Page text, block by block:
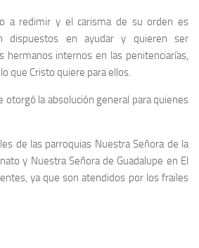
a redimir y el carisma de su orden es
dispuestos en ayudar y quieren ser
hermanos internos en las penitenciarías,
que Cristo quiere para ellos.
otorgó la absolución general para quienes
de las parroquias Nuestra Señora de la
y Nuestra Señora de Guadalupe en El
ya que son atendidos por los frailes